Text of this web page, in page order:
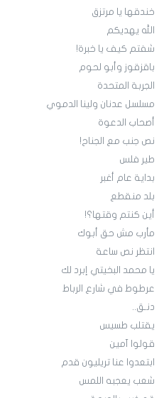
خندقها يا مرتزق
الله يهديكم
شفتم كيف يا خبرة!
باقزقوز وأبو لحوم
الجربة المتحدة
مسلسل عدنان ولينا الدموي
أصحاب الدعوة
نص جنب مع الجناح!
طير فلس
بداية عام أغبر
بلد منقطع
أين كنتم وقتها؟!
مأرب مش حق أبوك
انتظر نص ساعة
يا محمد البخيتي إبرد لك
عرطوط في شارع الرباط
دنـق..
يقتلب طسيس
قولوا آمين
ابتعدوا عنا تريليون قدم
شعب يعجبه اللمس